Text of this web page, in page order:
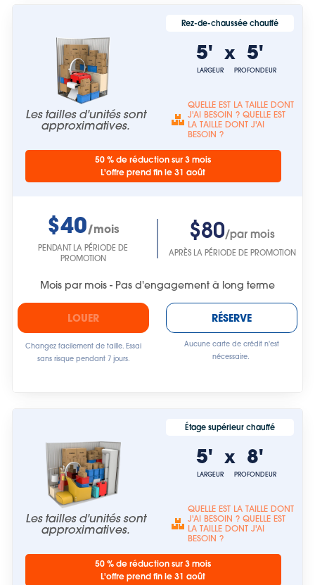
Les tailles d'unités sont
approximatives.
Rez-de-chaussée chauffé
5'
LARGEUR
x 5'
PROFONDEUR
QUELLE EST LA TAILLE DONT
J'AI BESOIN ? QUELLE EST
LA TAILLE DONT J'AI
BESOIN ?
50 % de réduction sur 3 mois
L'offre prend fin le 31 août
$40/mois
PENDANT LA PÉRIODE DE
PROMOTION
$80/par mois
APRÈS LA PÉRIODE DE PROMOTION
Mois par mois - Pas d'engagement à long terme
LOUER
Changez facilement de taille. Essai
sans risque pendant 7 jours.
RÉSERVE
Aucune carte de crédit n'est
nécessaire.
Les tailles d'unités sont
approximatives.
Étage supérieur chauffé
5'
LARGEUR
x 8'
PROFONDEUR
QUELLE EST LA TAILLE DONT
J'AI BESOIN ? QUELLE EST
LA TAILLE DONT J'AI
BESOIN ?
50 % de réduction sur 3 mois
L'offre prend fin le 31 août